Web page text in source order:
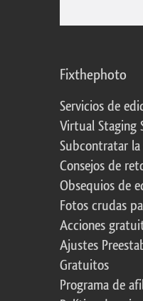
Fixthephoto
Servicios de
Virtual Staging
Subcontratar
Consejos de
Obsequios de
Fotos crudas
Acciones
Ajustes
Gratuitos
Programa de